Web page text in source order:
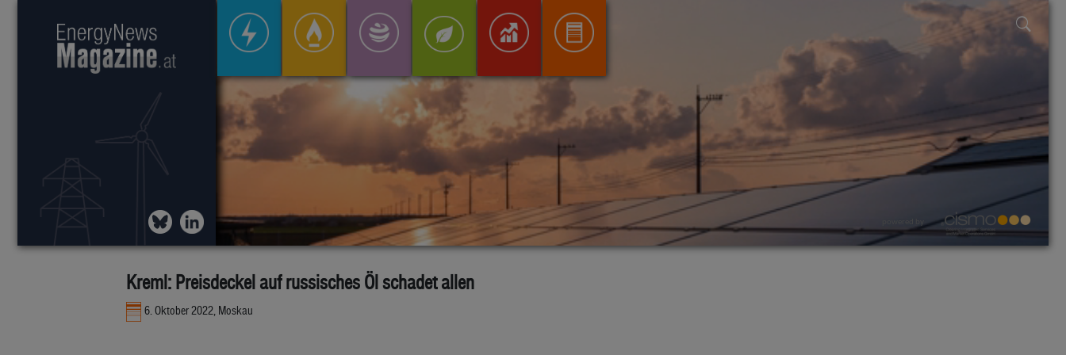
Kreml: Preisdeckel auf russisches Öl schadet allen
6. Oktober 2022, Moskau